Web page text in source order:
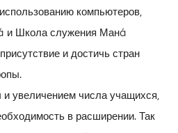
компьютеров,
и Школа служения Манá
и достичь стран
увеличением числа учащихся,
в расширении. Так